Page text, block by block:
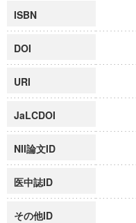
ISBN
DOI
URI
JaLCDOI
NII論文ID
医中誌ID
その他ID